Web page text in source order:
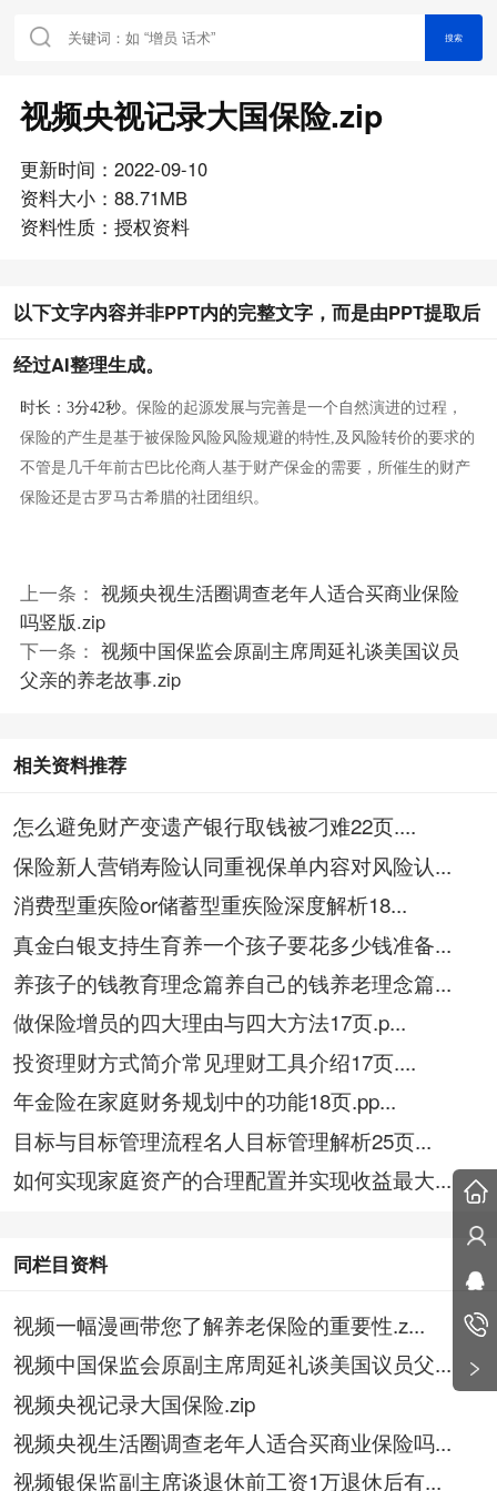
搜索
视频央视记录大国保险.zip
更新时间：2022-09-10
资料大小：88.71MB
资料性质：授权资料
以下文字内容并非PPT内的完整文字，而是由PPT提取后
经过AI整理生成。
时长 ： 3分42秒。 保险的起源发展与完善是一个自然演进的过程，
保险的产生是基于被保险风险风险规避的特性 ,及风险转价的要求的
不管是几千年前古巴比伦商人基于财产保金的需要，所催生的财产
保险还是古罗马古希腊的社团组织。
上一条： 视频央视生活圈调查老年人适合买商业保险
吗竖版.zip
下一条： 视频中国保监会原副主席周延礼谈美国议员
父亲的养老故事.zip
相关资料推荐
怎么避免财产变遗产银行取钱被刁难22页....
保险新人营销寿险认同重视保单内容对风险认...
消费型重疾险or储蓄型重疾险深度解析18...
真金白银支持生育养一个孩子要花多少钱准备...
养孩子的钱教育理念篇养自己的钱养老理念篇...
做保险增员的四大理由与四大方法17页.p...
投资理财方式简介常见理财工具介绍17页....
年金险在家庭财务规划中的功能18页.pp...
目标与目标管理流程名人目标管理解析25页...
如何实现家庭资产的合理配置并实现收益最大...
同栏目资料
视频一幅漫画带您了解养老保险的重要性.z...
视频中国保监会原副主席周延礼谈美国议员父...
视频央视记录大国保险.zip
视频央视生活圈调查老年人适合买商业保险吗...
视频银保监副主席谈退休前工资1万退休后有...